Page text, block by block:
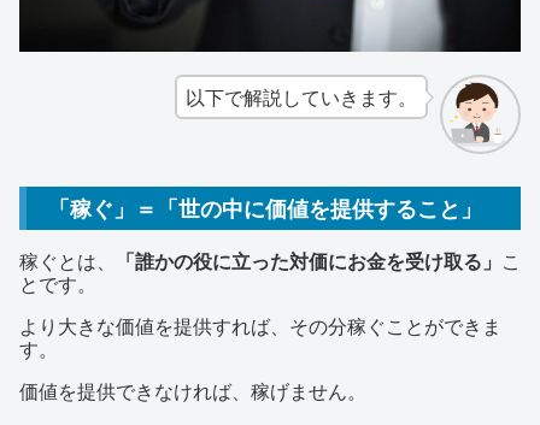
以下で解説していきます。
「稼ぐ」＝「世の中に価値を提供すること」
稼ぐとは、 「誰かの役に立った対価にお金を受け取る」 こ
とです。
より大きな価値を提供すれば、その分稼ぐことができま
す。
価値を提供できなければ、稼げません。